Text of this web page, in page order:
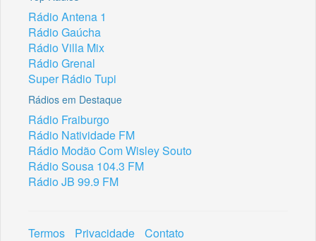
Rádio Antena 1
Rádio Gaúcha
Rádio Villa Mix
Rádio Grenal
Super Rádio Tupi
Rádios em Destaque
Rádio Fraiburgo
Rádio Natividade FM
Rádio Modão Com Wisley Souto
Rádio Sousa 104.3 FM
Rádio JB 99.9 FM
Termos Privacidade Contato